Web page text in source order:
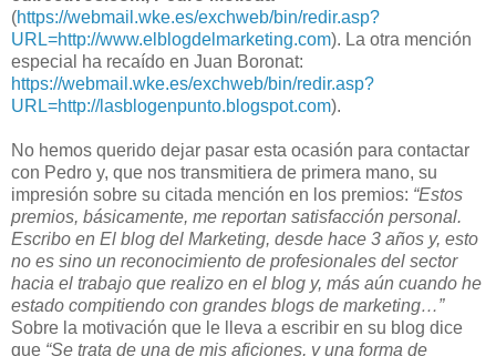
(https://webmail.wke.es/exchweb/bin/redir.asp?
URL=http://www.elblogdelmarketing.com). La otra mención
especial ha recaído en Juan Boronat:
https://webmail.wke.es/exchweb/bin/redir.asp?
URL=http://lasblogenpunto.blogspot.com).
No hemos querido dejar pasar esta ocasión para contactar
con Pedro y, que nos transmitiera de primera mano, su
impresión sobre su citada mención en los premios: “Estos
premios, básicamente, me reportan satisfacción personal.
Escribo en El blog del Marketing, desde hace 3 años y, esto
no es sino un reconocimiento de profesionales del sector
hacia el trabajo que realizo en el blog y, más aún cuando he
estado compitiendo con grandes blogs de marketing…”
Sobre la motivación que le lleva a escribir en su blog dice
que “Se trata de una de mis aficiones, y una forma de